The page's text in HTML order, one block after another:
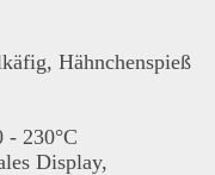
Hähnchenspieß
- 230°C
Display,